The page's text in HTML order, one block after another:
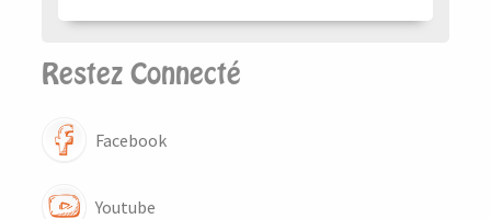
Restez Connecté
Facebook
Youtube